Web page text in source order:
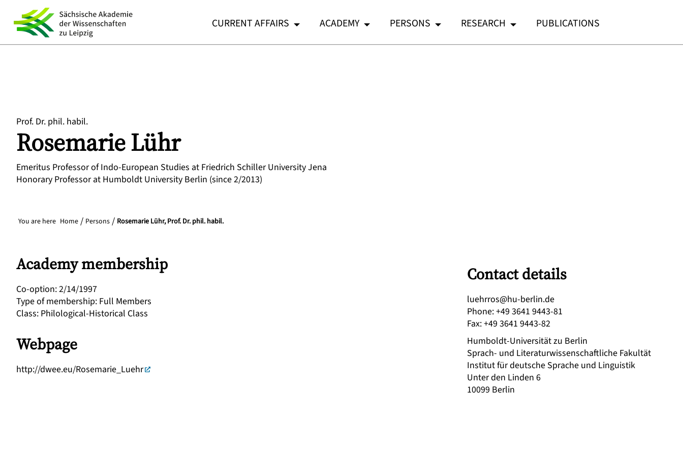
CURRENT AFFAIRS ACADEMY PERSONS RESEARCH PUBLICATIONS
Prof. Dr. phil. habil.
RosemarieLühr
Emeritus Professor of Indo-European Studies at Friedrich Schiller University Jena
Honorary Professor at Humboldt University Berlin (since 2/2013)
You are here Home Persons Rosemarie Lühr, Prof. Dr. phil. habil.
Academy membership
Co-option:2/14/1997
Type of membership: Full Members
Class: Philological-Historical Class
Webpage
http://dwee.eu/Rosemarie_Luehr
Contact details
ed.nilreb-uh@sorrheul
Phone:+49 3641 9443-81
Fax:+49 3641 9443-82
Humboldt-Universität zu Berlin
Sprach- und Literaturwissenschaftliche Fakultät
Institut für deutsche Sprache und Linguistik
Unter den Linden 6
10099 Berlin